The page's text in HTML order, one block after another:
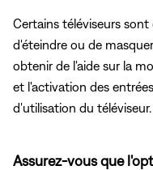
Certains téléviseurs
d'éteindre ou de
obtenir de l'aide sur la
et l'activation des
d'utilisation du téléviseur.
Assurez-vous que